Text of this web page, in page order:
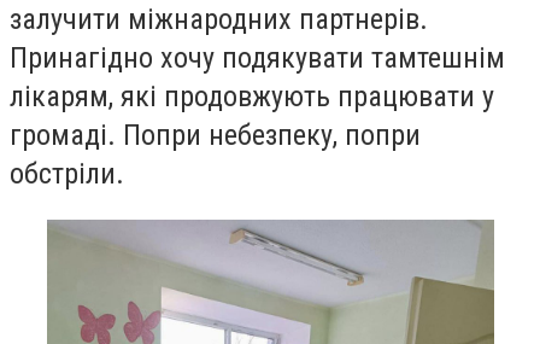
залучити міжнародних партнерів.
Принагідно хочу подякувати тамтешнім
лікарям, які продовжують працювати у
громаді. Попри небезпеку, попри
обстріли.